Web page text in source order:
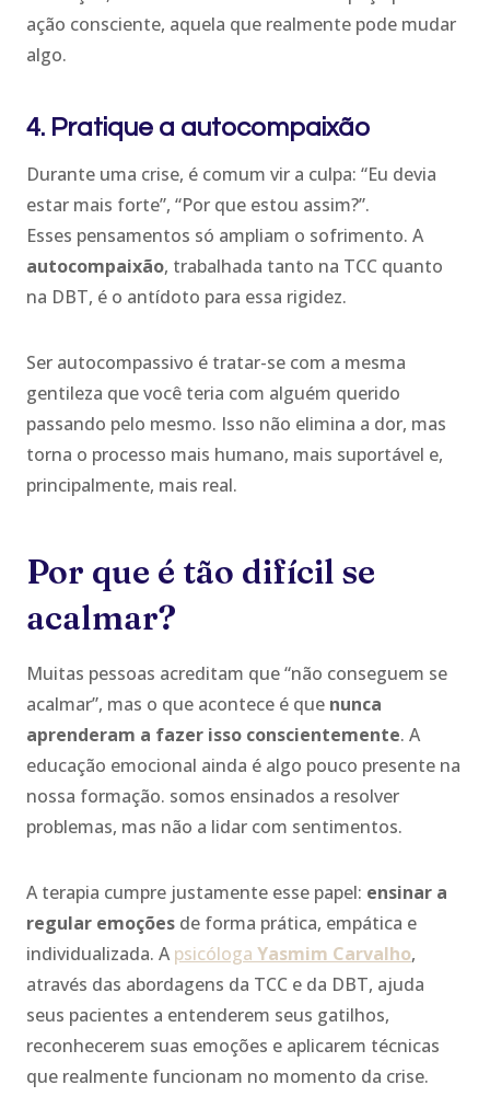
ação consciente, aquela que realmente pode mudar
algo.
4. Pratique a autocompaixão
Durante uma crise, é comum vir a culpa: “Eu devia
estar mais forte”, “Por que estou assim?”.
Esses pensamentos só ampliam o sofrimento. A
autocompaixão, trabalhada tanto na TCC quanto
na DBT, é o antídoto para essa rigidez.
Ser autocompassivo é tratar-se com a mesma
gentileza que você teria com alguém querido
passando pelo mesmo. Isso não elimina a dor, mas
torna o processo mais humano, mais suportável e,
principalmente, mais real.
Por que é tão difícil se
acalmar?
Muitas pessoas acreditam que “não conseguem se
acalmar”, mas o que acontece é que nunca
aprenderam a fazer isso conscientemente. A
educação emocional ainda é algo pouco presente na
nossa formação. somos ensinados a resolver
problemas, mas não a lidar com sentimentos.
A terapia cumpre justamente esse papel: ensinar a
regular emoções de forma prática, empática e
individualizada. Apsicóloga Yasmim Carvalho,
através das abordagens da TCC e da DBT, ajuda
seus pacientes a entenderem seus gatilhos,
reconhecerem suas emoções e aplicarem técnicas
que realmente funcionam no momento da crise.